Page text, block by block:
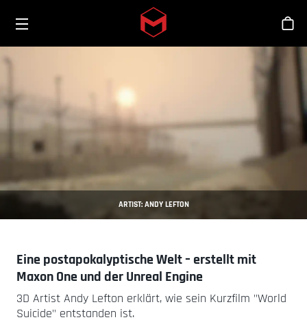
Skip to main content
ARTIST: ANDY LEFTON
Eine postapokalyptische Welt – erstellt mit
Maxon One und der Unreal Engine
3D Artist Andy Lefton erklärt, wie sein Kurzfilm "World
Suicide" entstanden ist.